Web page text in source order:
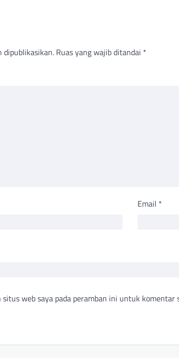
dipublikasikan. Ruas yang wajib ditandai *
Email *
situs web saya pada peramban ini untuk komentar